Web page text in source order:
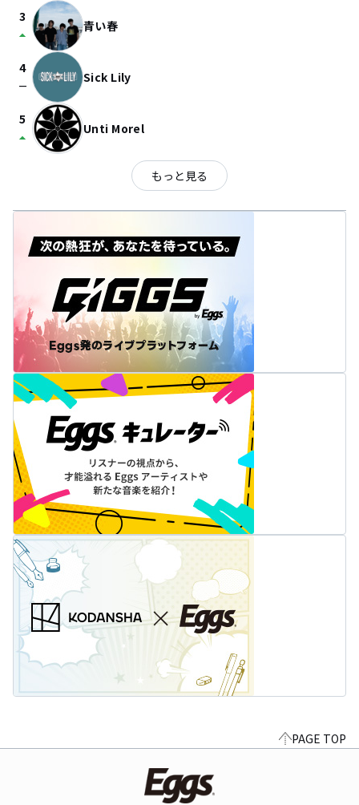
3
arrow_drop_up 青い春
4
check_indeterminate_small Sick Lily
5
arrow_drop_up Unti Morel
もっと見る
PAGE TOP